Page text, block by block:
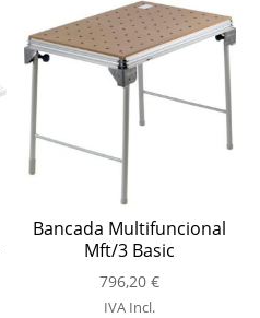
Bancada Multifuncional
Mft/3 Basic
796,20€
IVA Incl.